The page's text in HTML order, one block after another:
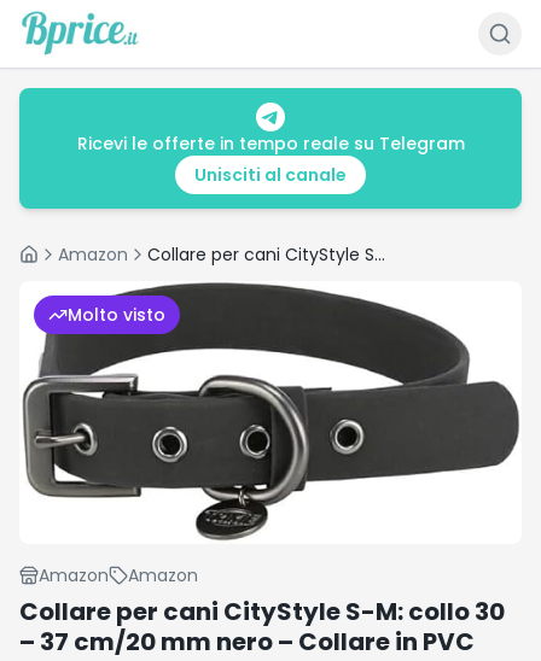
Ricevi le offerte in tempo reale su Telegram
Unisciti al canale
HomeAmazon Collare per cani CityStyle S-M: collo 30 – 37 cm/20 mm nero – Collare in PVC
Molto visto
Amazon Amazon
Collare per cani CityStyle S-M: collo 30
– 37 cm/20 mm nero – Collare in PVC